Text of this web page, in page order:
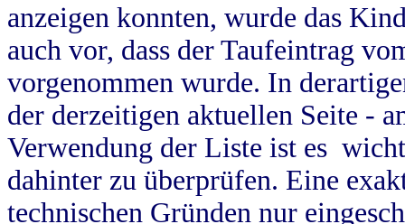
anzeigen konnten, wurde das
auch vor, dass der Taufeintrag
vorgenommen wurde. In
der derzeitigen aktuellen Seite -
Verwendung der Liste ist es
dahinter zu überprüfen. Eine
technischen Gründen nur